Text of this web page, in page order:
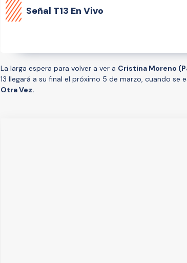
Señal T13 En Vivo
La larga espera para volver a ver a Cristina Moreno
13 llegará a su final el próximo 5 de marzo, cuando se
Otra Vez.